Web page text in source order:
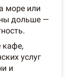
море или
дольше —
кафе,
услуг
и